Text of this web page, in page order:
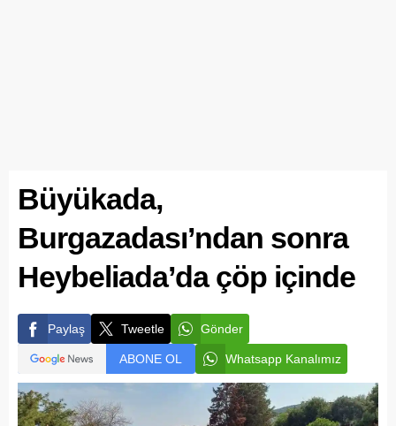
Büyükada,
Burgazadası’ndan sonra
Heybeliada’da çöp içinde
Paylaş Tweetle Gönder
ABONE OL Whatsapp Kanalımız